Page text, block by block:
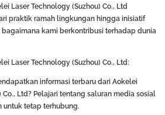
Laser Technology (Suzhou) Co., Ltd
praktik ramah lingkungan hingga inisiatif
kami berkontribusi terhadap dunia
Laser Technology (Suzhou) Co., Ltd:
informasi terbaru dari Aokelei
Co., Ltd? Pelajari tentang saluran media sosial
untuk tetap terhubung.